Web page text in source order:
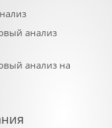
анализ
анализ на